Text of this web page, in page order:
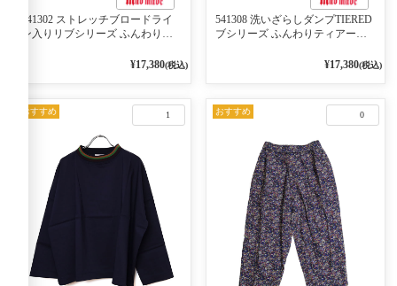
541302 ストレッチブロードライ
ン入りリブシリーズ ふんわりス
¥17,380(税込)
541308 洗いざらしダンプTIERED
ブシリーズ ふんわりティアード
¥17,380(税込)
1
おすすめ 0
おすすめ